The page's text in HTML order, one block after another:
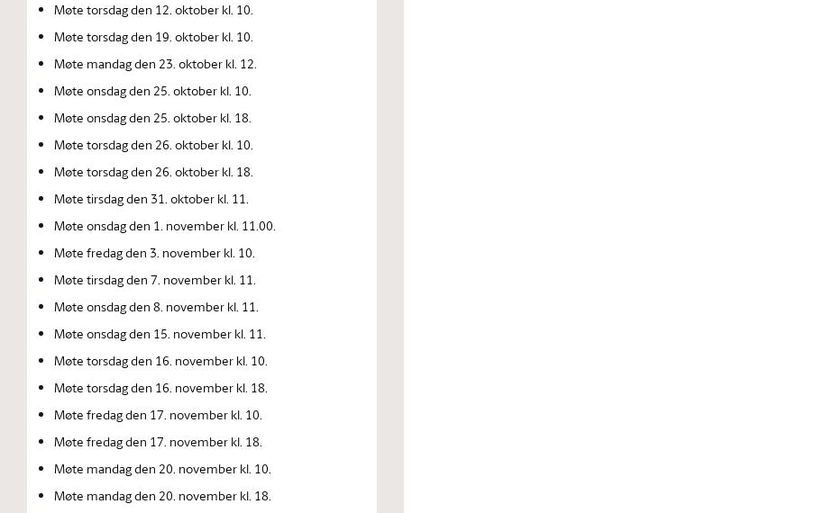
Møte torsdag den 12. oktober kl. 10.
Møte torsdag den 19. oktober kl. 10.
Møte mandag den 23. oktober kl. 12.
Møte onsdag den 25. oktober kl. 10.
Møte onsdag den 25. oktober kl. 18.
Møte torsdag den 26. oktober kl. 10.
Møte torsdag den 26. oktober kl. 18.
Møte tirsdag den 31. oktober kl. 11.
Møte onsdag den 1. november kl. 11.00.
Møte fredag den 3. november kl. 10.
Møte tirsdag den 7. november kl. 11.
Møte onsdag den 8. november kl. 11.
Møte onsdag den 15. november kl. 11.
Møte torsdag den 16. november kl. 10.
Møte torsdag den 16. november kl. 18.
Møte fredag den 17. november kl. 10.
Møte fredag den 17. november kl. 18.
Møte mandag den 20. november kl. 10.
Møte mandag den 20. november kl. 18.